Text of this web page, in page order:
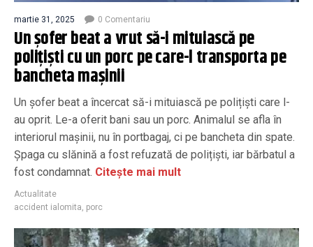
martie 31, 2025 0 Comentariu
Un șofer beat a vrut să-i mituiască pe
polițiști cu un porc pe care-l transporta pe
bancheta mașinii
Un șofer beat a încercat să-i mituiască pe polițiști care l-
au oprit. Le-a oferit bani sau un porc. Animalul se afla în
interiorul mașinii, nu în portbagaj, ci pe bancheta din spate.
Șpaga cu slănină a fost refuzată de polițiști, iar bărbatul a
fost condamnat. Citește mai mult
Actualitate
accident ialomita, porc